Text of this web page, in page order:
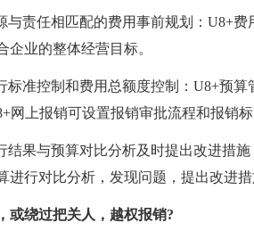
任相匹配的费用事前规划：U8+费
业的整体经营目标。
控制和费用总额度控制：U8+预算
网上报销可设置报销审批流程和报销
与预算对比分析及时提出改进措施
行对比分析，发现问题，提出改进措
绕过把关人，越权报销?